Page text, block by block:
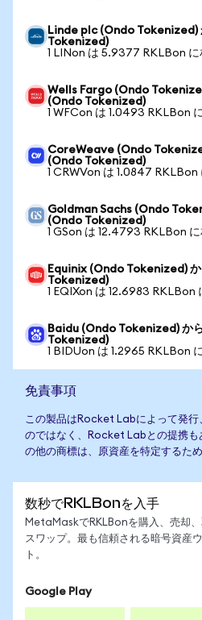
Linde plc (Ondo
Tokenized)
1 LINon は 5.9377 RKLBon に
Wells Fargo (Ondo
(Ondo Tokenized)
1 WFCon は 1.0493 RKLBon
CoreWeave (Ondo
(Ondo Tokenized)
1 CRWVon は 1.0847 RKLBon
Goldman Sachs (Ondo
(Ondo Tokenized)
1 GSon は 12.4793 RKLBon に
Equinix (Ondo Tokenized)
Tokenized)
1 EQIXon は 12.6983 RKLBon
Baidu (Ondo Tokenized) か
Tokenized)
1 BIDUon は 1.2965 RKLBon
免責事項
この製品はRocket Labによって発行
のではなく、Rocket Labとの提携も
の他の商標は、原資産を特定するた
数秒でRKLBonを入手
MetaMaskでRKLBonを購入、売却、
スワップ。最も信頼される暗号資産
ト。
Google Play